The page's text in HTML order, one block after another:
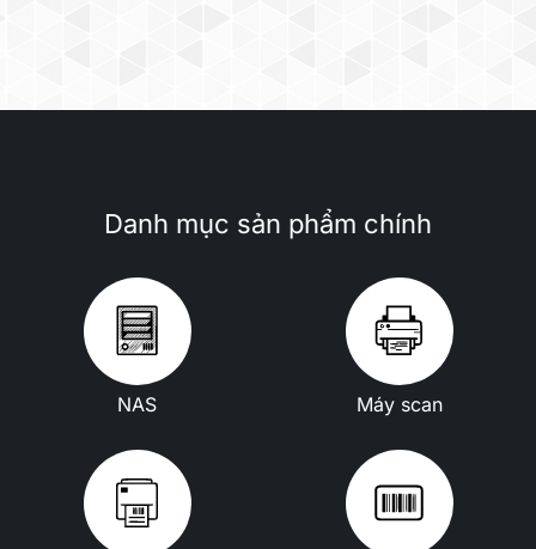
Danh mục sản phẩm chính
NAS Máy scan